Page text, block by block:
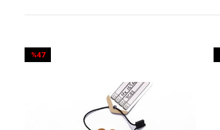
%47